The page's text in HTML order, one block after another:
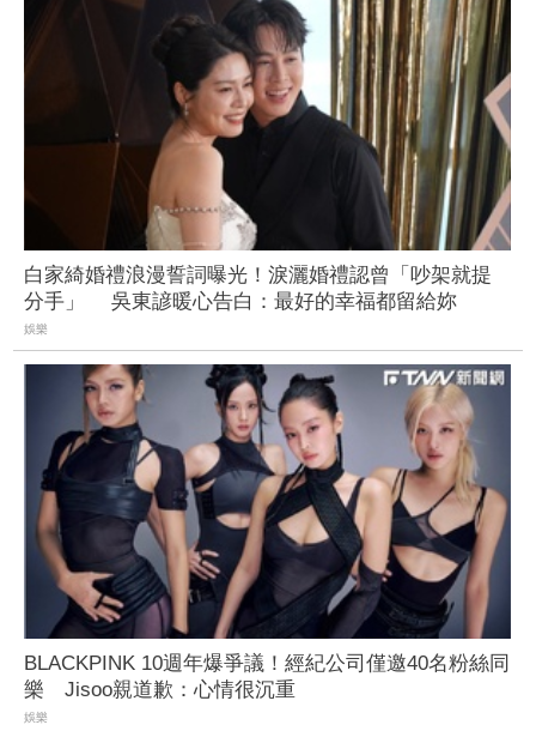
白家綺婚禮浪漫誓詞曝光！淚灑婚禮認曾「吵架就提
分手」 吳東諺暖心告白：最好的幸福都留給妳
娛樂
BLACKPINK 10週年爆爭議！經紀公司僅邀40名粉絲同
樂 Jisoo親道歉：心情很沉重
娛樂